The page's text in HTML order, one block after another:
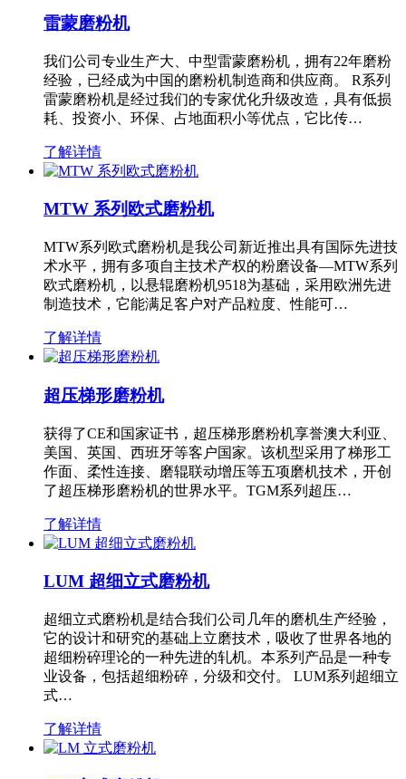
雷蒙磨粉机
我们公司专业生产大、中型雷蒙磨粉机，拥有22年磨粉
经验，已经成为中国的磨粉机制造商和供应商。 R系列
雷蒙磨粉机是经过我们的专家优化升级改造，具有低损
耗、投资小、环保、占地面积小等优点，它比传…
了解详情
MTW 系列欧式磨粉机
MTW系列欧式磨粉机是我公司新近推出具有国际先进技
术水平，拥有多项自主技术产权的粉磨设备—MTW系列
欧式磨粉机，以悬辊磨粉机9518为基础，采用欧洲先进
制造技术，它能满足客户对产品粒度、性能可…
了解详情
超压梯形磨粉机
获得了CE和国家证书，超压梯形磨粉机享誉澳大利亚、
美国、英国、西班牙等客户国家。该机型采用了梯形工
作面、柔性连接、磨辊联动增压等五项磨机技术，开创
了超压梯形磨粉机的世界水平。TGM系列超压…
了解详情
LUM 超细立式磨粉机
超细立式磨粉机是结合我们公司几年的磨机生产经验，
它的设计和研究的基础上立磨技术，吸收了世界各地的
超细粉碎理论的一种先进的轧机。本系列产品是一种专
业设备，包括超细粉碎，分级和交付。 LUM系列超细立
式…
了解详情